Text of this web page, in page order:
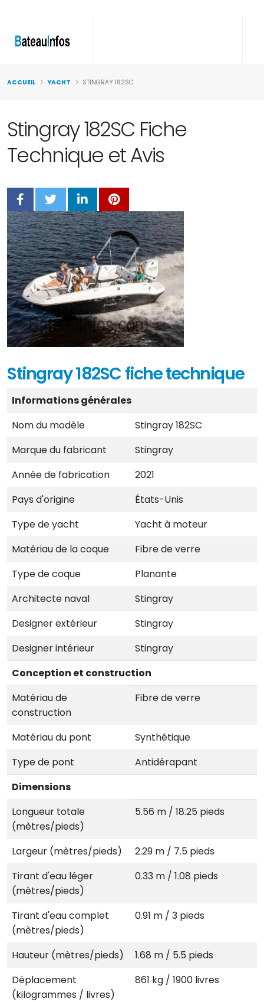
ACCUEIL YACHT STINGRAY 182SC
Stingray 182SC Fiche
Technique et Avis
Stingray 182SC fiche technique
Informations générales
Nom du modèle
Stingray 182SC
Marque du fabricant
Stingray
Année de fabrication
2021
Pays d'origine
États-Unis
Type de yacht
Yacht à moteur
Matériau de la coque
Fibre de verre
Type de coque
Planante
Architecte naval
Stingray
Designer extérieur
Stingray
Designer intérieur
Stingray
Conception et construction
Matériau de
construction
Fibre de verre
Matériau du pont
Synthétique
Type de pont
Antidérapant
Dimensions
Longueur totale
(mètres/pieds)
5.56 m / 18.25 pieds
Largeur (mètres/pieds)
2.29 m / 7.5 pieds
Tirant d'eau léger
(mètres/pieds)
0.33 m / 1.08 pieds
Tirant d'eau complet
(mètres/pieds)
0.91 m / 3 pieds
Hauteur (mètres/pieds)
1.68 m / 5.5 pieds
Déplacement
(kilogrammes / livres)
861 kg / 1900 livres